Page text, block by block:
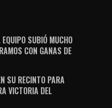
SUBIÓ MUCHO
CON GANAS DE
SU RECINTO PARA
VICTORIA DEL